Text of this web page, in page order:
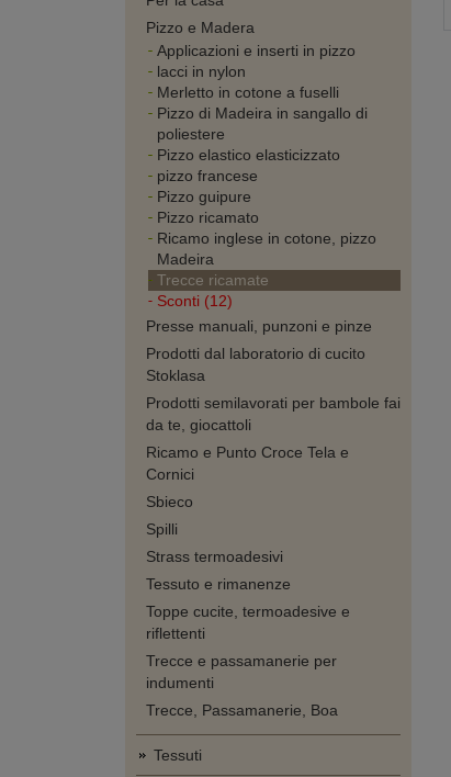
Pizzo e Madera
Applicazioni e inserti in pizzo
lacci in nylon
Merletto in cotone a fuselli
Pizzo di Madeira in sangallo di
poliestere
Pizzo elastico elasticizzato
pizzo francese
Pizzo guipure
Pizzo ricamato
Ricamo inglese in cotone, pizzo
Madeira
Trecce ricamate
Sconti (12)
Presse manuali, punzoni e pinze
Prodotti dal laboratorio di cucito
Stoklasa
Prodotti semilavorati per bambole fai
da te, giocattoli
Ricamo e Punto Croce Tela e
Cornici
Sbieco
Spilli
Strass termoadesivi
Tessuto e rimanenze
Toppe cucite, termoadesive e
riflettenti
Trecce e passamanerie per
indumenti
Trecce, Passamanerie, Boa
Tessuti